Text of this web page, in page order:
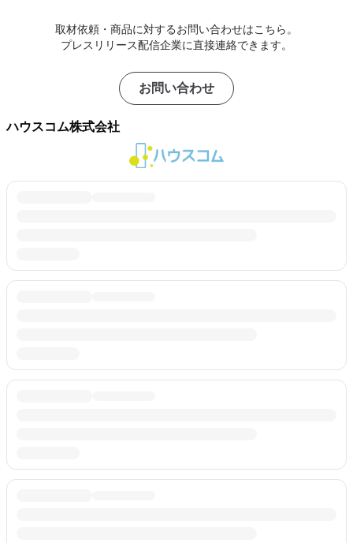
取材依頼・商品に対するお問い合わせはこちら。
プレスリリース配信企業に直接連絡できます。
お問い合わせ
ハウスコム株式会社